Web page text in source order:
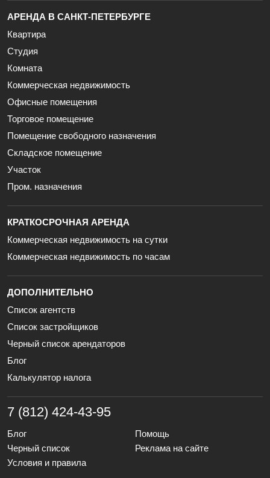
АРЕНДА В САНКТ-ПЕТЕРБУРГЕ
Квартира
Студия
Комната
Коммерческая недвижимость
Офисные помещения
Торговое помещение
Помещение свободного назначения
Складское помещение
Участок
Пром. назначения
КРАТКОСРОЧНАЯ АРЕНДА
Коммерческая недвижимость на сутки
Коммерческая недвижимость по часам
ДОПОЛНИТЕЛЬНО
Список агентств
Список застройщиков
Черный список арендаторов
Блог
Калькулятор налога
7 (812) 424-43-95
Блог
Помощь
Черный список
Реклама на сайте
Условия и правила